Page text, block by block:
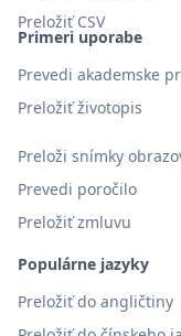
Primeri uporabe
Prevedi akademske
Preložiť životopis
Preloži snímky
Prevedi poročilo
Preložiť zmluvu
Populárne jazyky
Preložiť do angličtiny
Preložiť CSV